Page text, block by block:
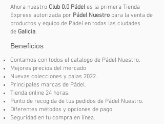
Carbon Tube: marco 100% de
carbono que aporta rigidez y
durabilidad sin sacrificar ligereza.
Soft Eva: núcleo de goma de tacto
suave que mejora la salida de bola y
absorbe vibraciones.
Polyglass: caras de fibra de vidrio
que brindan una sensación elástica y
confortable.
Ahora nuestro Club 0,0 Pádel es la primera Tienda
Express autorizada por Pádel Nuestro para la venta de
productos y equipo de Pádel en todas las ciudades
de Galicia.
Beneficios
Contamos con todos el catalogo de Pádel Nuestro.
Mejores precios del mercado
Nuevas colecciones y palas 2022.
Principales marcas de Pádel.
Tienda online 24 horas.
Punto de recogida de tus pedidos de Pádel Nuestro.
Diferentes métodos y opciones de pago.
Seguridad en tu compra en línea.